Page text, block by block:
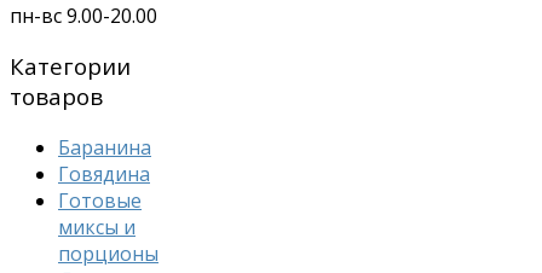
пн-вс 9.00-20.00
Категории
товаров
Баранина
Говядина
Готовые
миксы и
порционы